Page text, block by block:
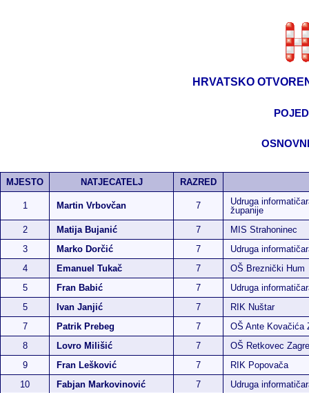
HRVATSKO
MJESTO NATJECATELJ RAZRED
1 Martin Vrbovčan 7
Udruga
županije
2
Matija Bujanić 7
MIS Strahoninec
3
Marko Dorčić 7
Udruga
4
Emanuel Tukač 7
OŠ Breznički Hum
5
Fran Babić 7
Udruga
5
Ivan Janjić 7
RIK Nuštar
7
Patrik Prebeg 7
OŠ Ante Kovačića
8
Lovro Milišić 7
OŠ Retkovec
9
Fran Lešković 7
RIK Popovača
10
Fabjan Markovinović 7
Udruga